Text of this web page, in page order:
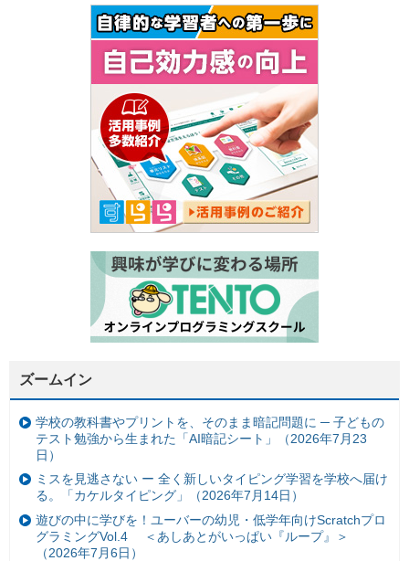
ズームイン
学校の教科書やプリントを、そのまま暗記問題に ─ 子どもの
テスト勉強から生まれた「AI暗記シート」（2026年7月23
日）
ミスを見逃さない ー 全く新しいタイピング学習を学校へ届け
る。「カケルタイピング」（2026年7月14日）
遊びの中に学びを！ユーバーの幼児・低学年向けScratchプロ
グラミングVol.4 ＜あしあとがいっぱい『ループ』＞
（2026年7月6日）